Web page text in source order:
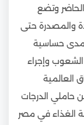
وتضع
والمصدرة حتى
لمدى حساسية
وإجراء
العالمية
حاملي الدرجات
الغذاء في مصر